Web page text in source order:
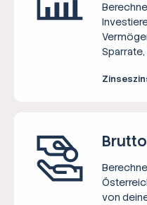
von